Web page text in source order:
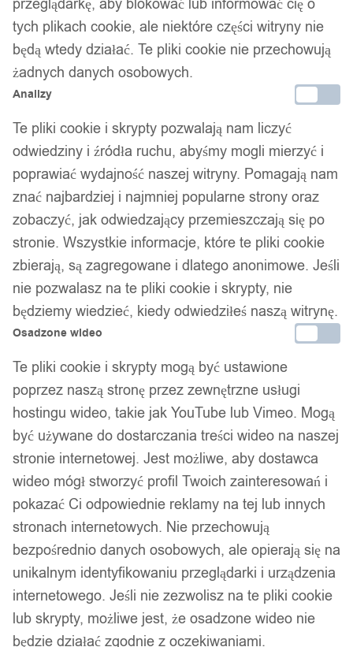
srebrny eu22 us10
49,99zł
Darmowa dostawa od 90 zł
Zamówienia złożone do 14:00 wysyłamy tego samego dnia.
Dostawa w 24h
Zamówienia złożone do 14:00 wysyłamy tego samego dnia.
Kod produktu:O12S
Dostępny w magazynie - szybka dostawa
Dodaj do koszyka
samego dnia.
Bezpieczne płatności
14 dni na zwrot
Gwarancja producenta
przeglądarkę, aby blokować lub informować cię o
tych plikach cookie, ale niektóre części witryny nie
będą wtedy działać. Te pliki cookie nie przechowują
żadnych danych osobowych.
Analizy
Te pliki cookie i skrypty pozwalają nam liczyć
odwiedziny i źródła ruchu, abyśmy mogli mierzyć i
poprawiać wydajność naszej witryny. Pomagają nam
znać najbardziej i najmniej popularne strony oraz
zobaczyć, jak odwiedzający przemieszczają się po
stronie. Wszystkie informacje, które te pliki cookie
zbierają, są zagregowane i dlatego anonimowe. Jeśli
nie pozwalasz na te pliki cookie i skrypty, nie
będziemy wiedzieć, kiedy odwiedziłeś naszą witrynę.
Osadzone wideo
Te pliki cookie i skrypty mogą być ustawione
poprzez naszą stronę przez zewnętrzne usługi
hostingu wideo, takie jak YouTube lub Vimeo. Mogą
być używane do dostarczania treści wideo na naszej
stronie internetowej. Jest możliwe, aby dostawca
wideo mógł stworzyć profil Twoich zainteresowań i
pokazać Ci odpowiednie reklamy na tej lub innych
stronach internetowych. Nie przechowują
bezpośrednio danych osobowych, ale opierają się na
unikalnym identyfikowaniu przeglądarki i urządzenia
internetowego. Jeśli nie zezwolisz na te pliki cookie
lub skrypty, możliwe jest, że osadzone wideo nie
będzie działać zgodnie z oczekiwaniami.